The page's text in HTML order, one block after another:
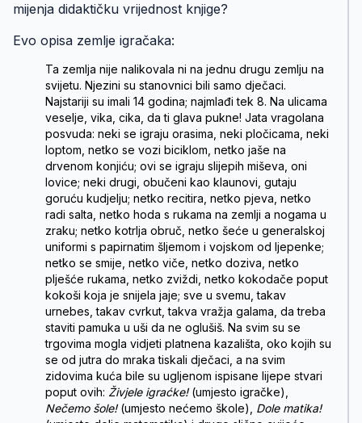
mijenja didaktičku vrijednost knjige?
Evo opisa zemlje igračaka:
Ta zemlja nije nalikovala ni na jednu drugu zemlju na
svijetu. Njezini su stanovnici bili samo dječaci.
Najstariji su imali 14 godina; najmlađi tek 8. Na ulicama
veselje, vika, cika, da ti glava pukne! Jata vragolana
posvuda: neki se igraju orasima, neki pločicama, neki
loptom, netko se vozi biciklom, netko jaše na
drvenom konjiću; ovi se igraju slijepih miševa, oni
lovice; neki drugi, obučeni kao klaunovi, gutaju
goruću kudjelju; netko recitira, netko pjeva, netko
radi salta, netko hoda s rukama na zemlji a nogama u
zraku; netko kotrlja obruč, netko šeće u generalskoj
uniformi s papirnatim šljemom i vojskom od ljepenke;
netko se smije, netko viče, netko doziva, netko
plješće rukama, netko zviždi, netko kokodače poput
kokoši koja je snijela jaje; sve u svemu, takav
urnebes, takav cvrkut, takva vražja galama, da treba
staviti pamuka u uši da ne oglušiš. Na svim su se
trgovima mogla vidjeti platnena kazališta, oko kojih su
se od jutra do mraka tiskali dječaci, a na svim
zidovima kuća bile su ugljenom ispisane lijepe stvari
poput ovih: Živjele igraćke!(umjesto igračke),
Nečemo šole!(umjesto nećemo škole), Dole matika!